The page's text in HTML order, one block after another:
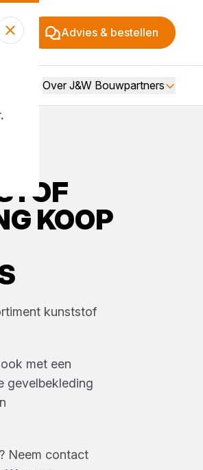
Advies & bestellen
Over J&W Bouwpartners
KOOP
kunststof
met een
gevelbekleding
? Neem contact